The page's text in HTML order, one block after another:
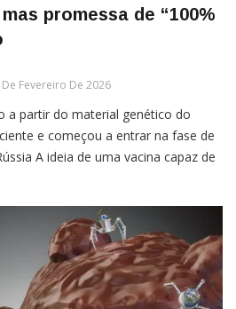
promessa de “100%
De Fevereiro De 2026
a partir do material genético do
e começou a entrar na fase de
A ideia de uma vacina capaz de